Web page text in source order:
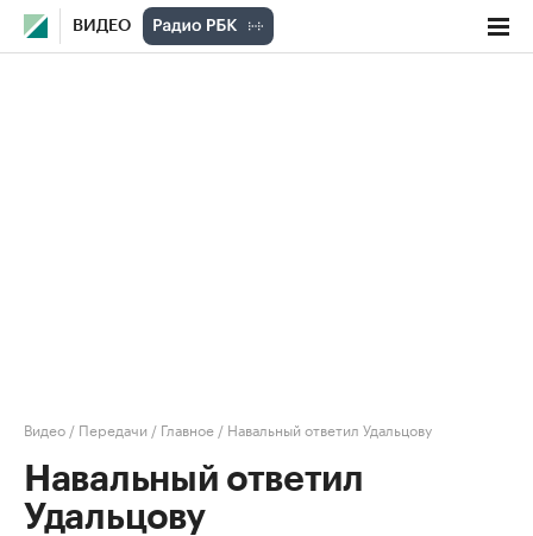
ВИДЕО
Видео / Передачи / Главное / Навальный ответил Удальцову
Навальный ответил
Удальцову